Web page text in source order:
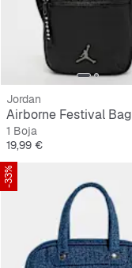
Jordan
Airborne Festival Bag
1 Boja
Cijena
19,99 €
-33%